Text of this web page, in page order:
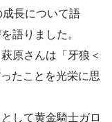
長について語
語りました。
原さんは「牙狼＜
たことを光栄に思
して黄金騎士ガロ